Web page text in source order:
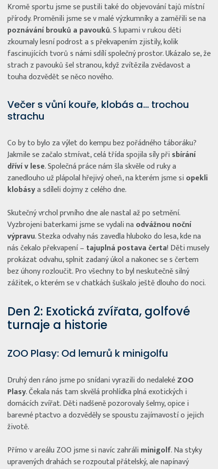
Kromě sportu jsme se pustili také do objevování tajů místní
přírody. Proměnili jsme se v malé výzkumníky a zaměřili se na
poznávání brouků a pavouků. S lupami v rukou děti
zkoumaly lesní podrost a s překvapením zjistily, kolik
fascinujících tvorů s námi sdílí společný prostor. Ukázalo se, že
strach z pavouků šel stranou, když zvítězila zvědavost a
touha dozvědět se něco nového.
Večer s vůní kouře, klobás a… trochou
strachu
Co by to bylo za výlet do kempu bez pořádného táboráku?
Jakmile se začalo stmívat, celá třída spojila síly přisbírání
dříví v lese. Společná práce nám šla skvěle od ruky a
zanedlouho už plápolal hřejivý oheň, na kterém jsme siopekli
klobásya sdíleli dojmy z celého dne.
Skutečný vrchol prvního dne ale nastal až po setmění.
Vyzbrojeni baterkami jsme se vydali naodvážnou noční
výpravu. Stezka odvahy nás zavedla hluboko do lesa, kde na
nás čekalo překvapení – tajuplná postava čerta! Děti musely
prokázat odvahu, splnit zadaný úkol a nakonec se s čertem
bez úhony rozloučit. Pro všechny to byl neskutečně silný
zážitek, o kterém se v chatkách šuškalo ještě dlouho do noci.
Den 2: Exotická zvířata, golfové
turnaje a historie
ZOO Plasy: Od lemurů k minigolfu
Druhý den ráno jsme po snídani vyrazili do nedalekéZOO
Plasy. Čekala nás tam skvělá prohlídka plná exotických i
domácích zvířat. Děti nadšeně pozorovaly šelmy, opice i
barevné ptactvo a dozvěděly se spoustu zajímavostí o jejich
životě.
Přímo v areálu ZOO jsme si navíc zahráliminigolf. Na styky
upravených drahách se rozpoutal přátelský, ale napínavý